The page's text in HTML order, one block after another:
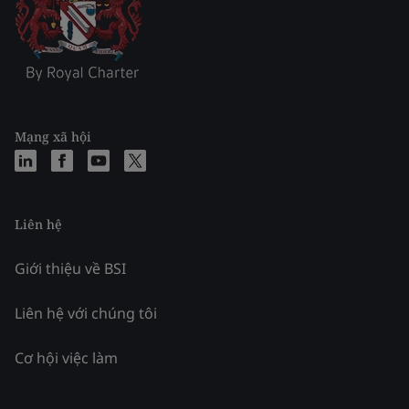
Mạng xã hội
Liên hệ
Giới thiệu về BSI
Liên hệ với chúng tôi
Cơ hội việc làm